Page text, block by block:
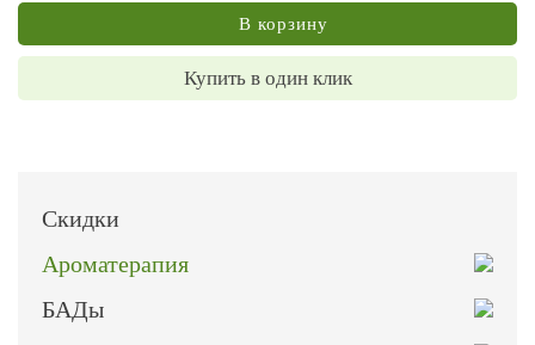
Скидки
Ароматерапия
БАДы
В корзину
Купить в один клик